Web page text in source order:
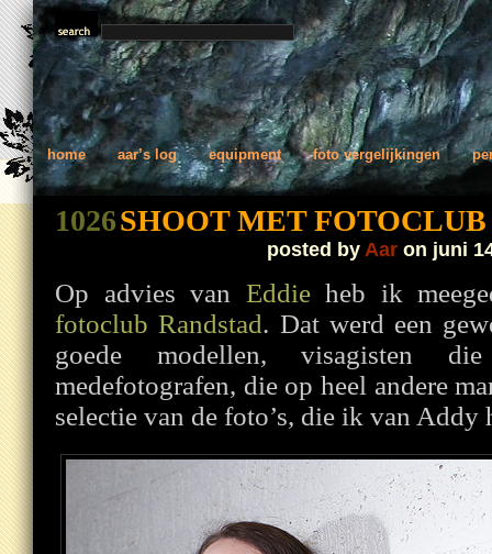
home aar’s log equipment foto vergelijkingen
1026SHOOT MET
posted by Aar on juni
Op advies van Eddieheb ik
fotoclub Randstad. Dat werd een
goede modellen, visagisten
medefotografen, die op heel andere
selectie van de foto’s, die ik van Addy